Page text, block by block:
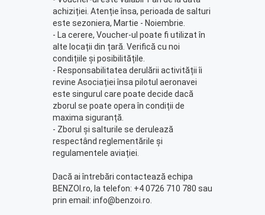
achiziției. Atenție însa, perioada de salturi
este sezoniera, Martie - Noiembrie.
- La cerere, Voucher-ul poate fi utilizat în
alte locații din țară. Verifică cu noi
condițiile și posibilitățile.
- Responsabilitatea derulării activității îi
revine Asociației însa pilotul aeronavei
este singurul care poate decide dacă
zborul se poate opera în condiții de
maxima siguranță.
- Zborul și salturile se derulează
respectând reglementările și
regulamentele aviației.
Dacă ai întrebări contactează echipa
BENZOI.ro, la telefon: +4 0726 710 780 sau
prin email: info@benzoi.ro.